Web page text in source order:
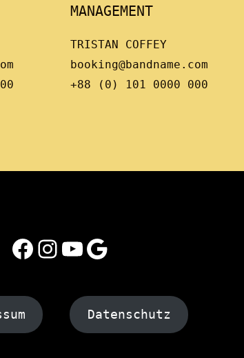
MANAGEMENT
TRISTAN COFFEY
booking@bandname.com
+88 (0) 101 0000 000
Facebook
Instagram
YouTube
Google
Datenschutz